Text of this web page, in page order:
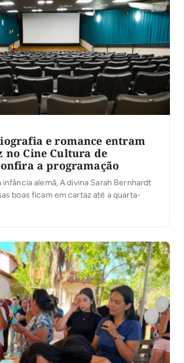
e romance entram
no Cine Cultura de
a programação
infância alemã, A divina Sarah Bernhardt
boas ficam em cartaz até a quarta-